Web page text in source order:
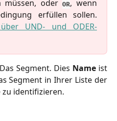
müssen, oderOR, wenn
erfüllen sollen.
UND- und ODER-
Segment. Dies Nameist
Segment in Ihrer Liste der
zu identifizieren.